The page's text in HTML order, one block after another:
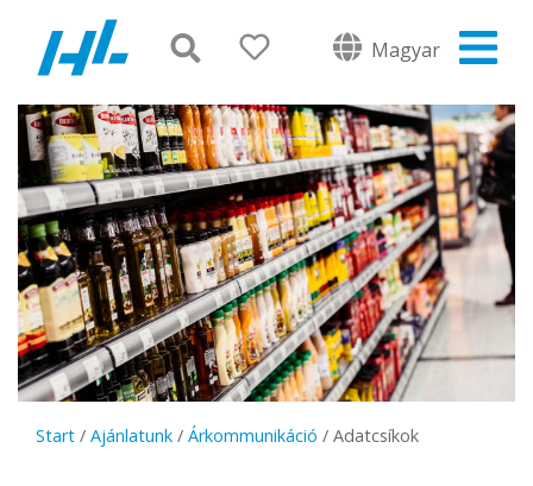
Magyar
Start / Ajánlatunk / Árkommunikáció / Adatcsíkok